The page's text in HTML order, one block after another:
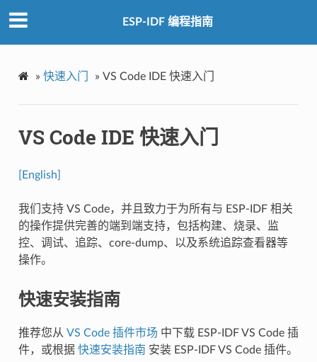
ESP-IDF 编程指南
» 快速入门 » VS Code IDE 快速入门
VS Code IDE 快速入门
[English]
我们支持 VS Code，并且致力于为所有与 ESP-IDF 相关
的操作提供完善的端到端支持，包括构建、烧录、监
控、调试、追踪、core-dump、以及系统追踪查看器等
操作。
快速安装指南
推荐您从 VS Code 插件市场 中下载 ESP-IDF VS Code 插
件，或根据 快速安装指南 安装 ESP-IDF VS Code 插件。